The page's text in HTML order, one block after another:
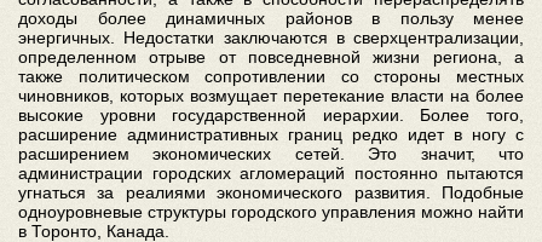
доходы более динамичных районов в пользу менее
энергичных. Недостатки заключаются в сверхцентрализации,
определенном отрыве от повседневной жизни региона, а
также политическом сопротивлении со стороны местных
чиновников, которых возмущает перетекание власти на более
высокие уровни государственной иерархии. Более того,
расширение административных границ редко идет в ногу с
расширением экономических сетей. Это значит, что
администрации городских агломераций постоянно пытаются
угнаться за реалиями экономического развития. Подобные
одноуровневые структуры городского управления можно найти
в Торонто, Канада.